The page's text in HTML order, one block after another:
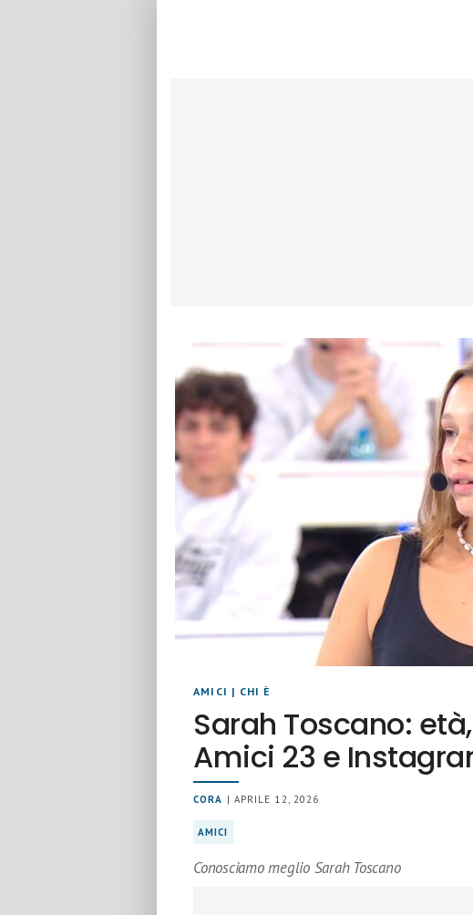
AMICI | CHI È
Sarah Toscano:
Amici 23 e
CORA | APRILE 12, 2026
AMICI
Conosciamo meglio Sarah Toscano